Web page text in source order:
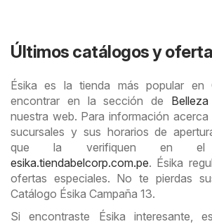
Últimos catálogos y
Ésika es la tienda más popular en
encontrar en la sección de
nuestra web. Para información
sucursales y sus horarios de
que la verifiquen en el
esika.tiendabelcorp.com.pe. Ésika
ofertas especiales. No te pierdas
Catálogo Ésika Campaña 13.
Si encontraste Ésika interesante,